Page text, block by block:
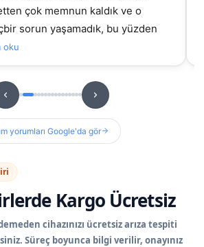
orijinal ekran takıldıydı, t…
yorumları Google'da gör
Kargo Ücretsiz
cihazınızı ücretsiz arıza tespiti
Süreç boyunca bilgi verilir, onayınız